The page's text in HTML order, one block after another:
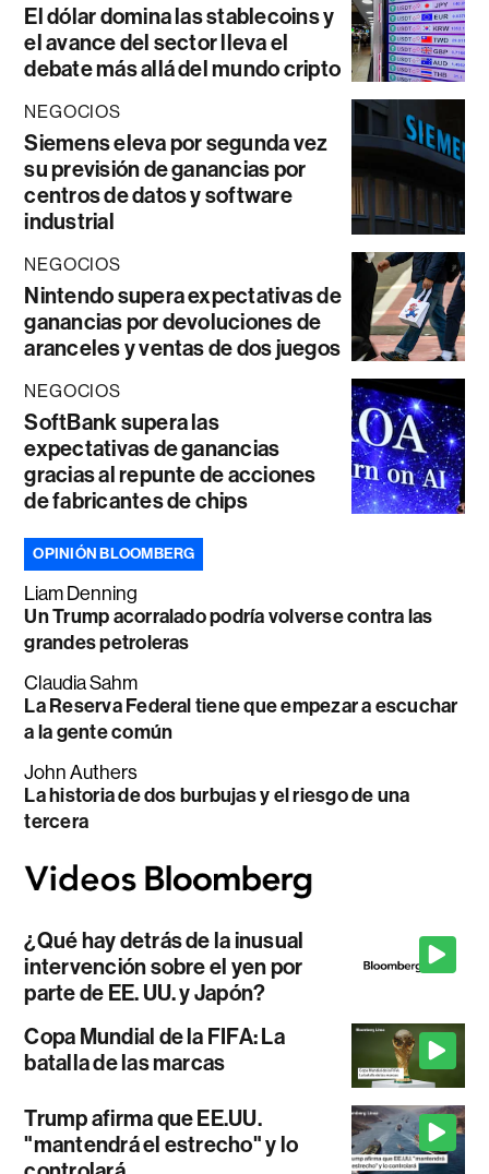
El dólar domina las stablecoins y
el avance del sector lleva el
debate más allá del mundo cripto
NEGOCIOS
Siemens eleva por segunda vez
su previsión de ganancias por
centros de datos y software
industrial
NEGOCIOS
Nintendo supera expectativas de
ganancias por devoluciones de
aranceles y ventas de dos juegos
NEGOCIOS
SoftBank supera las
expectativas de ganancias
gracias al repunte de acciones
de fabricantes de chips
OPINIÓN BLOOMBERG
Liam Denning
Un Trump acorralado podría volverse contra las
grandes petroleras
Claudia Sahm
La Reserva Federal tiene que empezar a escuchar
a la gente común
John Authers
La historia de dos burbujas y el riesgo de una
tercera
¿Qué hay detrás de la inusual
intervención sobre el yen por
parte de EE. UU. y Japón?
Copa Mundial de la FIFA: La
batalla de las marcas
Trump afirma que EE.UU.
"mantendrá el estrecho" y lo